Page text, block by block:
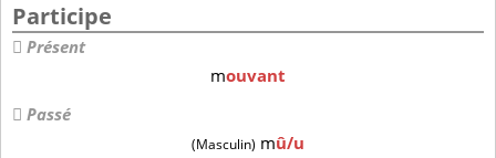
Participe
Présent
mouvant
Passé
(Masculin) mû/u